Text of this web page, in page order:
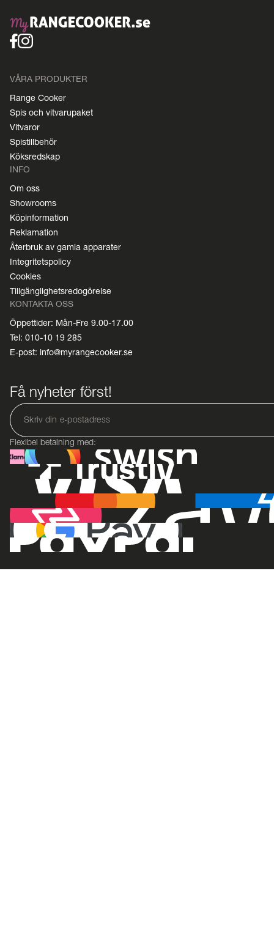
VÅRA PRODUKTER
Range Cooker
Spis och vitvarupaket
Vitvaror
Spistillbehör
Köksredskap
INFO
Om oss
Showrooms
Köpinformation
Reklamation
Återbruk av gamla apparater
Integritetspolicy
Cookies
Tillgänglighetsredogörelse
KONTAKTA OSS
Öppettider: Mån-Fre 9.00-17.00
Tel: 010-10 19 285
E-post: info@myrangecooker.se
Få nyheter först!
Flexibel betalning med: